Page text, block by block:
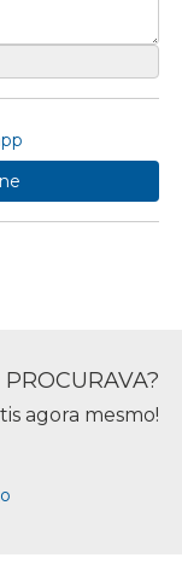
agora mesmo!